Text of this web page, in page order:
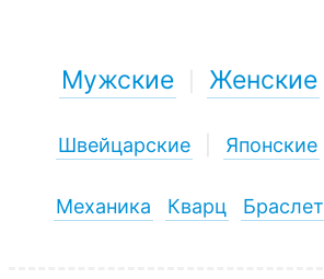
Мужские Женские
Швейцарские Японские
Механика Кварц Браслет